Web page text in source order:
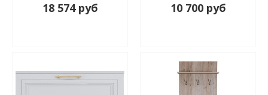
18 574 руб 10 700 руб